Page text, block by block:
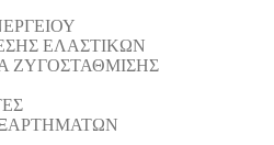
ΕΛΑΣΤΙΚΩΝ